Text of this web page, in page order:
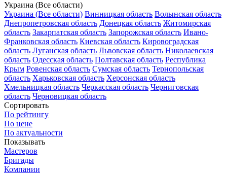
Украина (Все области)
Украина (Все области) Винницкая область Волынская область
Днепропетровская область Донецкая область Житомирская
область Закарпатская область Запорожская область Ивано-
Франковская область Киевская область Кировоградская
область Луганская область Львовская область Николаевская
область Одесская область Полтавская область Республика
Крым Ровенская область Сумская область Тернопольская
область Харьковская область Херсонская область
Хмельницкая область Черкасская область Черниговская
область Черновицкая область
Сортировать
По рейтингу
По цене
По актуальности
Показывать
Мастеров
Бригады
Компании